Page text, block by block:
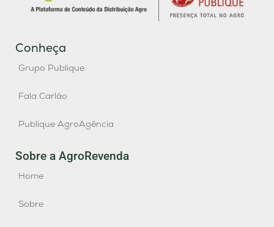
Conheça
Grupo Publique
Fala Carlão
Publique AgroAgência
Sobre a AgroRevenda
Home
Sobre